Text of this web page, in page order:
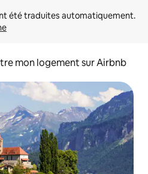
mon logement sur Airbnb